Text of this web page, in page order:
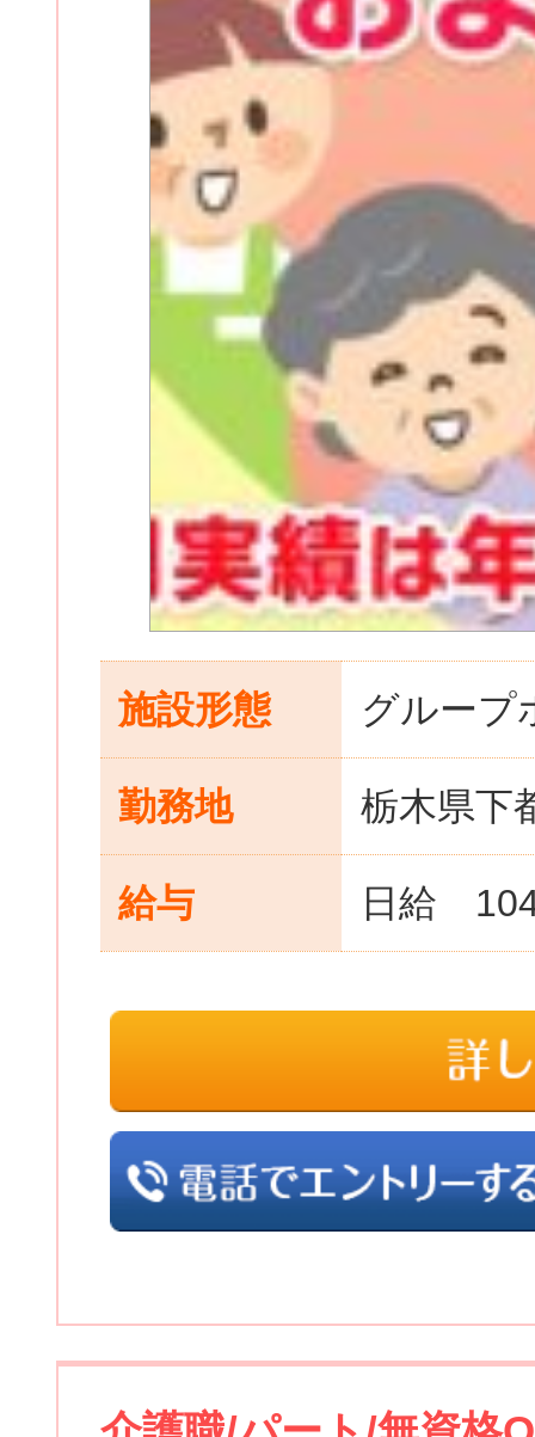
施設形態 グループ
勤務地 栃木県下
給与 日給